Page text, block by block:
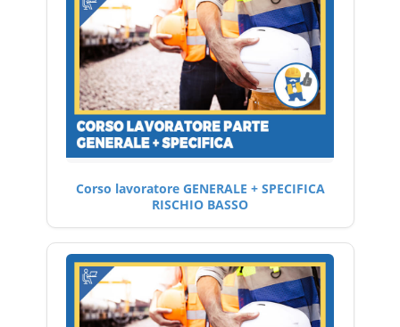
Corso lavoratore GENERALE + SPECIFICA
RISCHIO BASSO